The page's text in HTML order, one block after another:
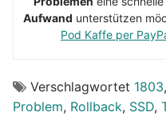
Aufwand unterstützen
Pod Kaffe per
Verschlagwortet 1803,
Problem, Rollback, SSD,